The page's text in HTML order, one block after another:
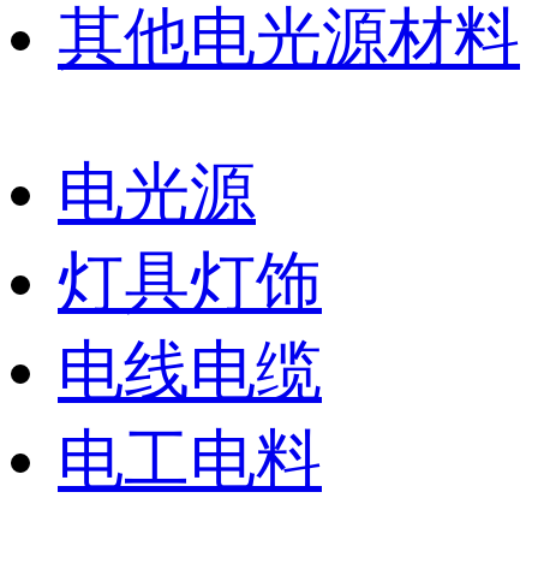
其他电光源材料
电光源
灯具灯饰
电线电缆
电工电料